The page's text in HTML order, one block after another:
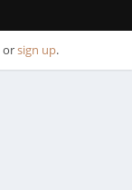
orsign up.